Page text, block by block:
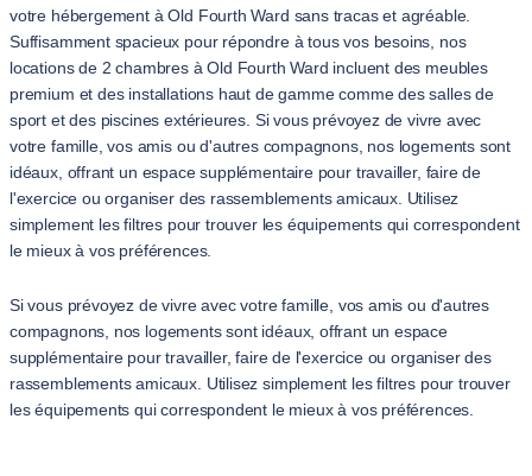
votre hébergement à Old Fourth Ward sans tracas et agréable.
Suffisamment spacieux pour répondre à tous vos besoins, nos
locations de 2 chambres à Old Fourth Ward incluent des meubles
premium et des installations haut de gamme comme des salles de
sport et des piscines extérieures. Si vous prévoyez de vivre avec
votre famille, vos amis ou d'autres compagnons, nos logements sont
idéaux, offrant un espace supplémentaire pour travailler, faire de
l'exercice ou organiser des rassemblements amicaux. Utilisez
simplement les filtres pour trouver les équipements qui correspondent
le mieux à vos préférences.
Si vous prévoyez de vivre avec votre famille, vos amis ou d'autres
compagnons, nos logements sont idéaux, offrant un espace
supplémentaire pour travailler, faire de l'exercice ou organiser des
rassemblements amicaux. Utilisez simplement les filtres pour trouver
les équipements qui correspondent le mieux à vos préférences.